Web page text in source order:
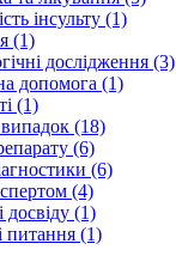
інсульту (1)
(1)
дослідження (3)
допомога (1)
(1)
(18)
(6)
(6)
(4)
досвіду (1)
питання (1)